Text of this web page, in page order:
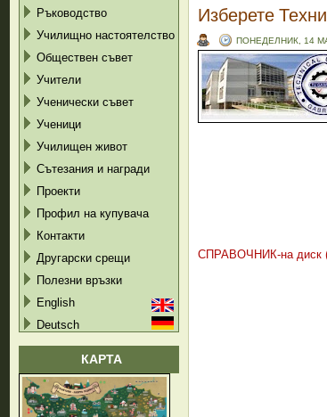
Ръководство
Училищно настоятелство
Обществен съвет
Учители
Ученически съвет
Ученици
Училищен живот
Сътезания и награди
Проекти
Профил на купувача
Контакти
Другарски срещи
Полезни връзки
English
Deutsch
КАРТА
Изберете
ПОНЕДЕЛНИК, 14
СПРАВОЧНИК-на диск